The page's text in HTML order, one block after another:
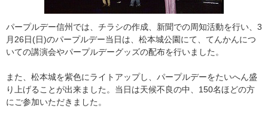
パープルデー信州では、チラシの作成、新聞での周知活動を行い、3
月26日(日)のパープルデー当日は、松本城公園にて、てんかんにつ
いての講演会やパープルデーグッズの配布を行いました。
また、松本城を紫色にライトアップし、パープルデーをたいへん盛
り上げることが出来ました。当日は天候不良の中、150名ほどの方
にご参加いただきました。